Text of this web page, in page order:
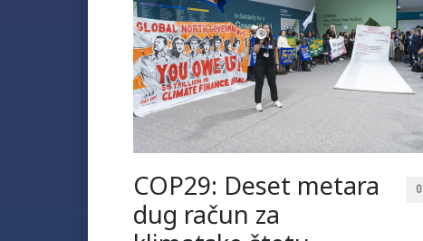
COP29: Deset metara
dug račun za
0